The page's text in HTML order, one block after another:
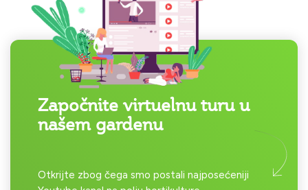
Započnite virtuelnu turu u
našem gardenu
Otkrijte zbog čega smo postali najposećeniji